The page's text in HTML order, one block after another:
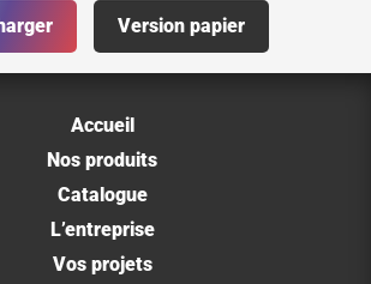
Version papier
Accueil
Nos produits
Catalogue
L’entreprise
Vos projets